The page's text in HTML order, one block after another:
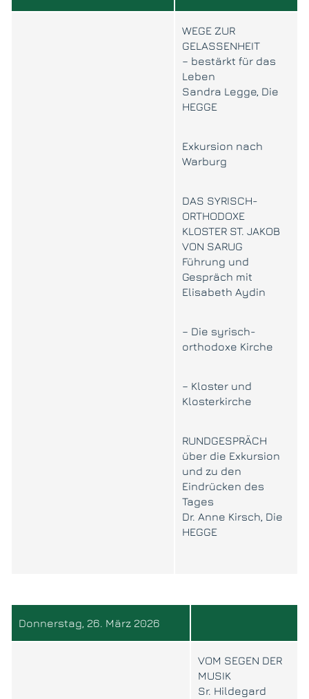
WEGE ZUR
GELASSENHEIT
– bestärkt für das
Leben
Sandra Legge, Die
HEGGE
Exkursion nach
Warburg
DAS SYRISCH-
ORTHODOXE
KLOSTER ST. JAKOB
VON SARUG
Führung und
Gespräch mit
Elisabeth Aydin
– Die syrisch-
orthodoxe Kirche
– Kloster und
Klosterkirche
RUNDGESPRÄCH
über die Exkursion
und zu den
Eindrücken des
Tages
Dr. Anne Kirsch, Die
HEGGE
Donnerstag, 26. März 2026
VOM SEGEN DER
MUSIK
Sr. Hildegard